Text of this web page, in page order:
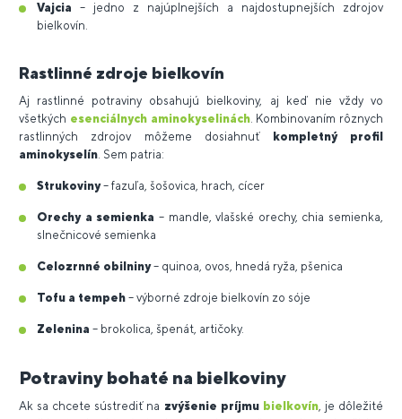
Vajcia – jedno z najúplnejších a najdostupnejších zdrojov
bielkovín.
Rastlinné zdroje bielkovín
Aj rastlinné potraviny obsahujú bielkoviny, aj keď nie vždy vo
všetkých esenciálnych aminokyselinách. Kombinovaním rôznych
rastlinných zdrojov môžeme dosiahnuť
kompletný profil
aminokyselín. Sem patria:
Strukoviny– fazuľa, šošovica, hrach, cícer
Orechy a semienka – mandle, vlašské orechy, chia semienka,
slnečnicové semienka
Celozrnné obilniny– quinoa, ovos, hnedá ryža, pšenica
Tofu a tempeh – výborné zdroje bielkovín zo sóje
Zelenina – brokolica, špenát, artičoky.
Potraviny bohaté na bielkoviny
Ak sa chcete sústrediť na zvýšenie príjmu bielkovín, je dôležité